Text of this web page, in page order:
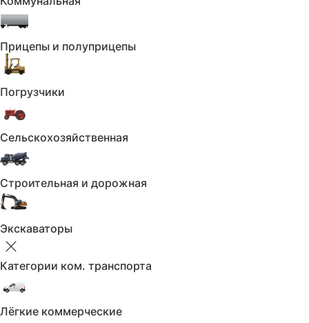
Прицепы и полуприцепы
Погрузчики
Сельскохозяйственная
Строительная и дорожная
Экскаваторы
Категории ком. транспорта
Лёгкие коммерческие